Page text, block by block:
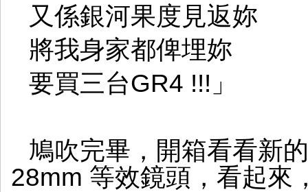
又係銀河果度見返妳
將我身家都俾埋妳
要買三台GR4 !!!」
鳩吹完畢，開箱看看新
28mm 等效鏡頭，看起來